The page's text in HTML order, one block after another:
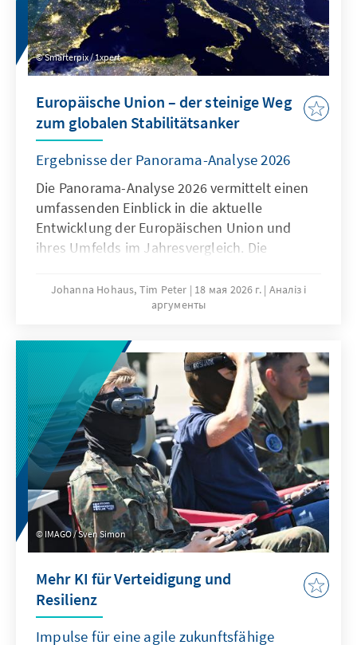
Smarterpix / 1xpert
Europäische Union – der steinige Weg
zum globalen Stabilitätsanker
Ergebnisse der Panorama-Analyse 2026
Die Panorama-Analyse 2026 vermittelt einen
umfassenden Einblick in die aktuelle
Entwicklung der Europäischen Union und
ihres Umfelds im Jahresvergleich. Die
multithematische Standortbestimmung in
den Bereichen Innovation und
Ausrichtung der Mitgliedstaaten und Globales
Umfeld. Durch die Verwendung qualitativer
und quantitativer Indikatoren gibt sie
fundierte Einblicke in aktuelle Trends und
Entwicklungen.
Johanna Hohaus, Tim Peter 18 мая 2026 г. Аналіз і
аргументы
IMAGO / Sven Simon
Mehr KI für Verteidigung und
Resilienz
Impulse für eine agile zukunftsfähige